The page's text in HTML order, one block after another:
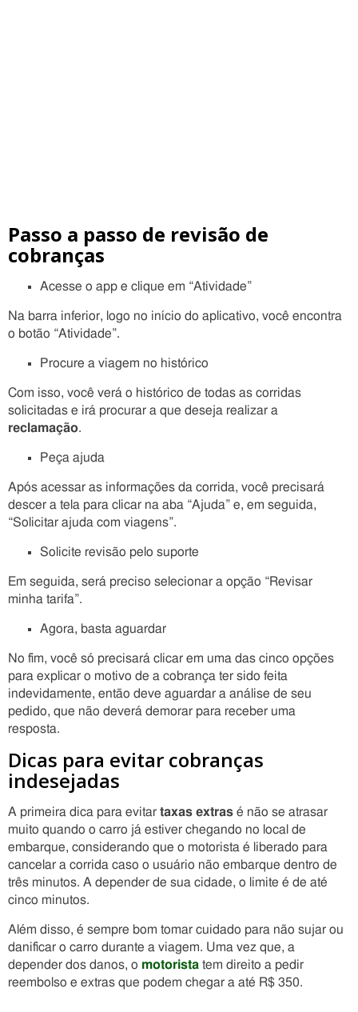
Passo a passo de revisão de
cobranças
Acesse o app e clique em “Atividade”
Na barra inferior, logo no início do aplicativo, você encontra
o botão “Atividade”.
Procure a viagem no histórico
Com isso, você verá o histórico de todas as corridas
solicitadas e irá procurar a que deseja realizar a
reclamação.
Peça ajuda
Após acessar as informações da corrida, você precisará
descer a tela para clicar na aba “Ajuda” e, em seguida,
“Solicitar ajuda com viagens”.
Solicite revisão pelo suporte
Em seguida, será preciso selecionar a opção “Revisar
minha tarifa”.
Agora, basta aguardar
No fim, você só precisará clicar em uma das cinco opções
para explicar o motivo de a cobrança ter sido feita
indevidamente, então deve aguardar a análise de seu
pedido, que não deverá demorar para receber uma
resposta.
Dicas para evitar cobranças
indesejadas
A primeira dica para evitar taxas extras é não se atrasar
muito quando o carro já estiver chegando no local de
embarque, considerando que o motorista é liberado para
cancelar a corrida caso o usuário não embarque dentro de
três minutos. A depender de sua cidade, o limite é de até
cinco minutos.
Além disso, é sempre bom tomar cuidado para não sujar ou
danificar o carro durante a viagem. Uma vez que, a
depender dos danos, o motorista tem direito a pedir
reembolso e extras que podem chegar a até R$ 350.